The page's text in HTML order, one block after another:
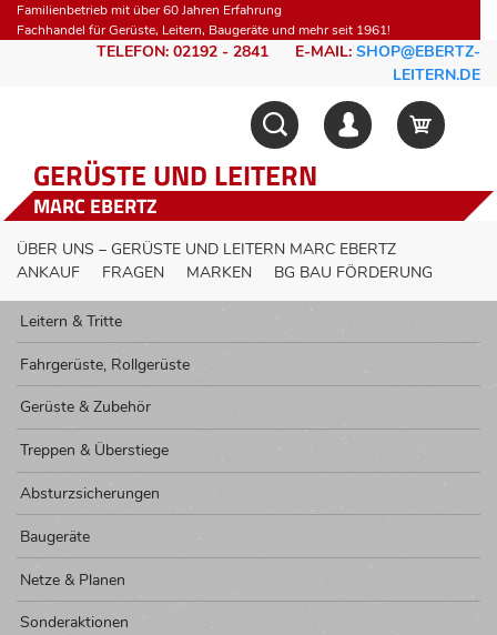
Familienbetrieb mit über 60 Jahren Erfahrung
Fachhandel für Gerüste, Leitern, Baugeräte und mehr seit 1961!
TELEFON: 02192 - 2841 E-MAIL: SHOP@EBERTZ-
LEITERN.DE
GERÜSTE UND LEITERN
MARC EBERTZ
ÜBER UNS – GERÜSTE UND LEITERN MARC EBERTZ
ANKAUF
FRAGEN MARKEN BG BAU FÖRDERUNG
Leitern & Tritte
Fahrgerüste, Rollgerüste
Gerüste & Zubehör
Treppen & Überstiege
Absturzsicherungen
Baugeräte
Netze & Planen
Sonderaktionen